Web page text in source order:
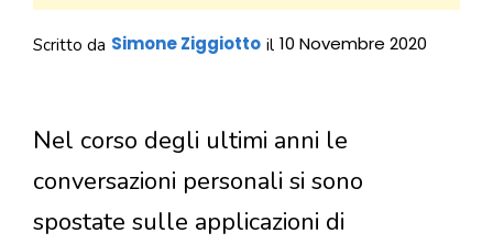
Scritto da Simone Ziggiotto il 10 Novembre 2020
Nel corso degli ultimi anni le
conversazioni personali si sono
spostate sulle applicazioni di